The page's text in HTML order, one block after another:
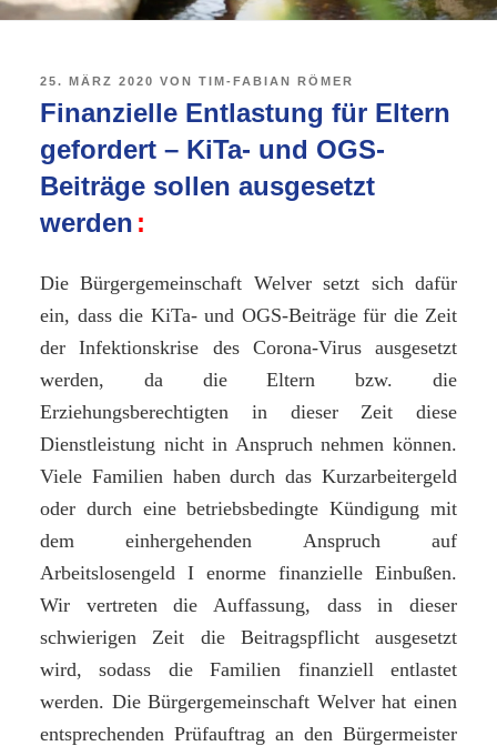
VERÖFFENTLICHT
25. MÄRZ 2020 VON TIM-FABIAN RÖMER
Finanzielle Entlastung für Eltern
gefordert – KiTa- und OGS-
Beiträge sollen ausgesetzt
werden
Die Bürgergemeinschaft Welver setzt sich dafür
ein, dass die KiTa- und OGS-Beiträge für die Zeit
der Infektionskrise des Corona-Virus ausgesetzt
werden, da die Eltern bzw. die
Erziehungsberechtigten in dieser Zeit diese
Dienstleistung nicht in Anspruch nehmen können.
Viele Familien haben durch das Kurzarbeitergeld
oder durch eine betriebsbedingte Kündigung mit
dem einhergehenden Anspruch auf
Arbeitslosengeld I enorme finanzielle Einbußen.
Wir vertreten die Auffassung, dass in dieser
schwierigen Zeit die Beitragspflicht ausgesetzt
wird, sodass die Familien finanziell entlastet
werden. Die Bürgergemeinschaft Welver hat einen
entsprechenden Prüfauftrag an den Bürgermeister